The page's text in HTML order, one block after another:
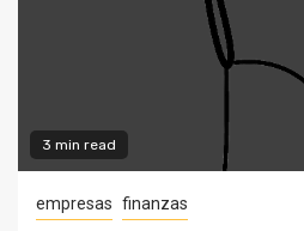
3 min read
empresas finanzas